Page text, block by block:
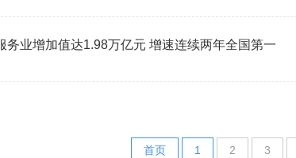
务业增加值达1.98万亿元 增速连续两年全国第一
首页 1 2 3